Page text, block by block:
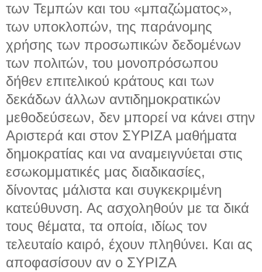
των Τεμπών και του «μπαζώματος»,
των υποκλοπών, της παράνομης
χρήσης των προσωπικών δεδομένων
των πολιτών, του μονοπρόσωπου
δήθεν επιτελικού κράτους και των
δεκάδων άλλων αντιδημοκρατικών
μεθοδεύσεων, δεν μπορεί να κάνει στην
Αριστερά και στον ΣΥΡΙΖΑ μαθήματα
δημοκρατίας και να αναμειγνύεται στις
εσωκομματικές μας διαδικασίες,
δίνοντας μάλιστα και συγκεκριμένη
κατεύθυνση. Ας ασχοληθούν με τα δικά
τους θέματα, τα οποία, ιδίως τον
τελευταίο καιρό, έχουν πληθύνει. Και ας
αποφασίσουν αν ο ΣΥΡΙΖΑ